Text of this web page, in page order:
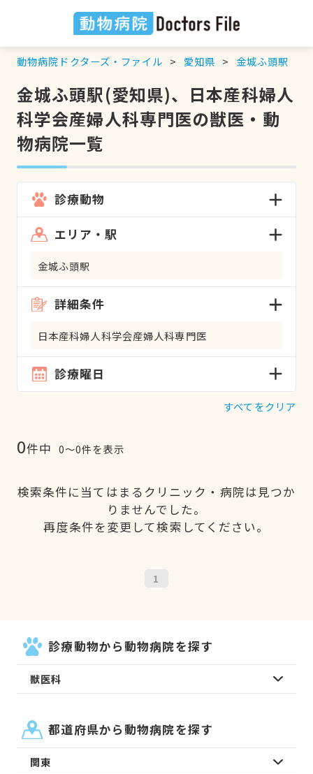
動物病院ドクターズ・ファイル 愛知県 金城ふ頭駅
金城ふ頭駅(愛知県)、日本産科婦人
科学会産婦人科専門医の獣医・動
物病院一覧
診療動物
エリア・駅
金城ふ頭駅
詳細条件
日本産科婦人科学会産婦人科専門医
診療曜日
すべてをクリア
0件中 0〜0件を表示
検索条件に当てはまるクリニック・病院は見つか
りませんでした。
再度条件を変更して検索してください。
1
診療動物から動物病院を探す
獣医科
都道府県から動物病院を探す
関東